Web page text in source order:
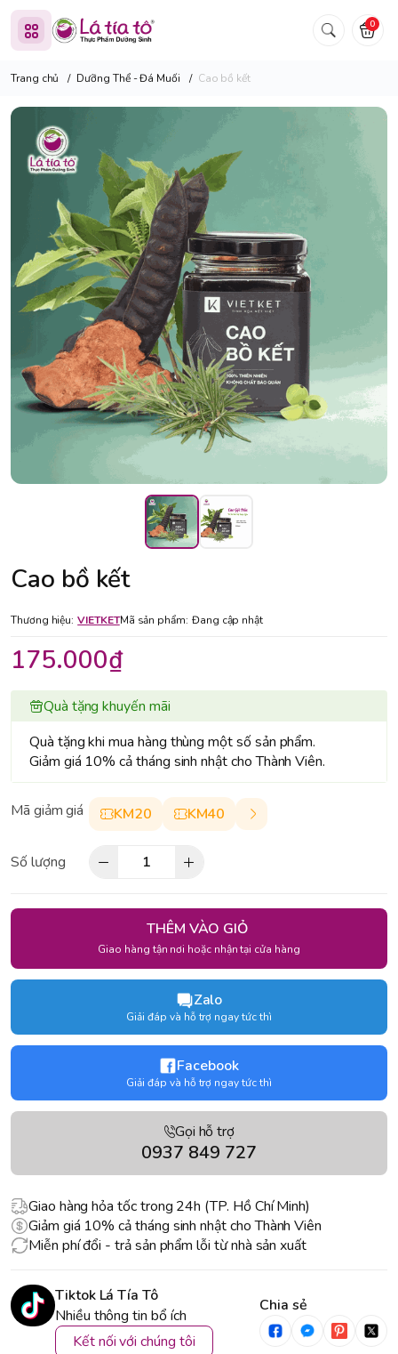
0
Trang chủ / Dưỡng Thể - Đá Muối / Cao bồ kết
Cao bồ kết
Thương hiệu: VIETKETMã sản phẩm: Đang cập nhật
175.000₫
Quà tặng khuyến mãi
Quà tặng khi mua hàng thùng một số sản phẩm.
Giảm giá 10% cả tháng sinh nhật cho Thành Viên.
Mã giảm giá KM20 KM40
Số lượng
THÊM VÀO GIỎ
Giao hàng tận nơi hoặc nhận tại cửa hàng
Zalo
Giải đáp và hỗ trợ ngay tức thì
Facebook
Giải đáp và hỗ trợ ngay tức thì
Gọi hỗ trợ
0937 849 727
Giao hàng hỏa tốc trong 24h (TP. Hồ Chí Minh)
Giảm giá 10% cả tháng sinh nhật cho Thành Viên
Miễn phí đổi - trả sản phẩm lỗi từ nhà sản xuất
Tiktok Lá Tía Tô
Nhiều thông tin bổ ích
Kết nối với chúng tôi
Chia sẻ